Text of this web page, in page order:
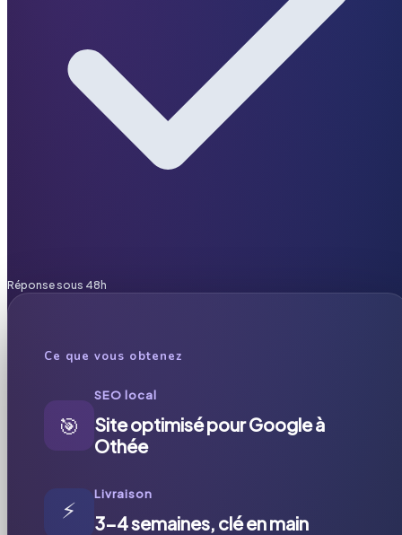
Réponse sous 48h
Ce que vous obtenez
🎯
SEO local
Site optimisé pour Google à
Othée
⚡
Livraison
3-4 semaines, clé en main